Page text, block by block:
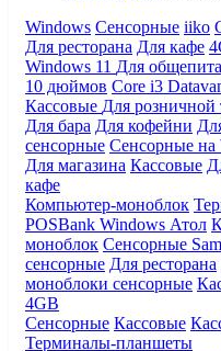
Windows Сенсорные iiko
Для ресторана Для кафе
Windows 11 Для общепита
10 дюймов Core i3
Кассовые Для розничной
Для бара Для кофейни
сенсорные Сенсорные на
Для магазина Кассовые
кафе
Компьютер-моноблок
POSBank Windows Атол
моноблок Сенсорные
сенсорные Для ресторана
моноблоки сенсорные
4GB
Сенсорные Кассовые
Терминалы-планшеты